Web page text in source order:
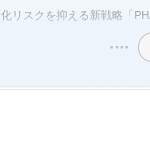
リスクを抑える新戦略「